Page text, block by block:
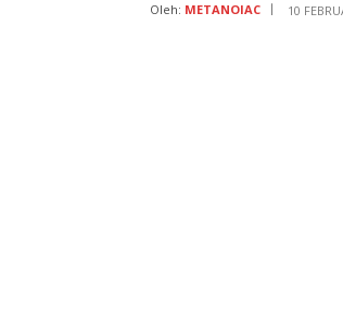
Oleh: METANOIAC 10